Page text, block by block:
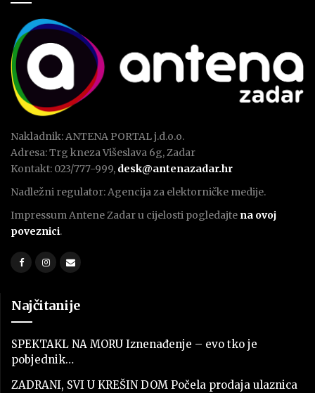
Nakladnik: ANTENA PORTAL j.d.o.o.
Adresa: Trg kneza Višeslava 6g, Zadar
Kontakt: 023/777-999, desk@antenazadar.hr
Nadležni regulator: Agencija za elektorničke medije.
Impressum Antene Zadar u cijelosti pogledajte na ovoj
poveznici.
Najčitanije
SPEKTAKL NA MORU Iznenađenje – evo tko je
pobjednik…
ZADRANI, SVI U KREŠIN DOM Počela prodaja ulaznica